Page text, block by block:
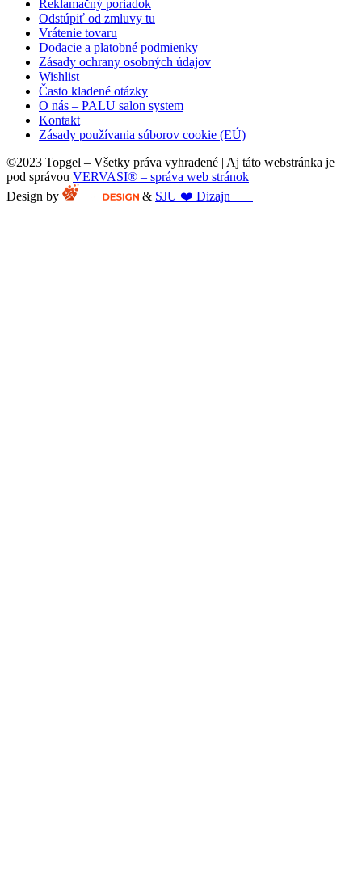
Reklamačný poriadok
Odstúpiť od zmluvy tu
Vrátenie tovaru
Dodacie a platobné podmienky
Zásady ochrany osobných údajov
Wishlist
Často kladené otázky
O nás – PALU salon system
Kontakt
Zásady používania súborov cookie (EÚ)
©2023 Topgel – Všetky práva vyhradené | Aj táto webstránka je
pod správou VERVASI® – správa web stránok
Design by
& SJU ❤️ Dizajn